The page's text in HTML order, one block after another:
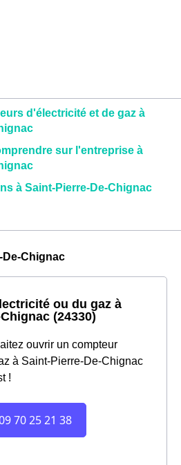
d'électricité et de gaz à
sur l'entreprise à
à Saint-Pierre-De-Chignac
De-Chignac
ou du gaz à
(24330)
ouvrir un compteur
à Saint-Pierre-De-Chignac
!